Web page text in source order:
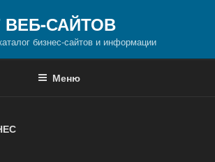
ВЕБ-САЙТОВ
бизнес-сайтов и информации
Меню